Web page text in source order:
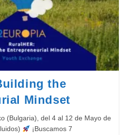
the
Mindset
(Bulgaria), del 4 al 12 de Mayo de
¡Buscamos 7